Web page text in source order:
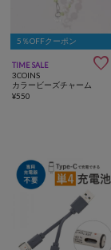
5％OFFクーポン
TIME SALE 
3COINS
カラービーズチャーム
¥550